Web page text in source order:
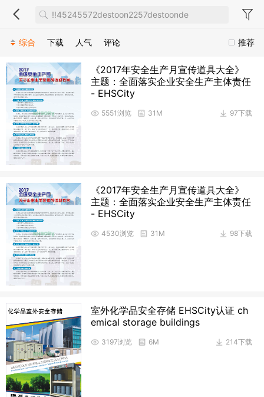
推荐
综合 下载 人气 评论
《2017年安全生产月宣传道具大全》
主题：全面落实企业安全生产主体责任
- EHSCity
97下载
5551浏览 31M
《2017年安全生产月宣传道具大全》
主题：全面落实企业安全生产主体责任
- EHSCity
98下载
4530浏览 31M
室外化学品安全存储 EHSCity认证 ch
emical storage buildings
214下载
3197浏览 6M